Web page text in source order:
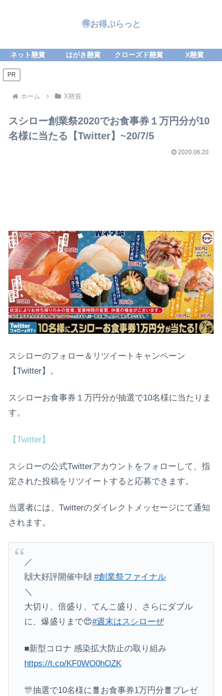
🉐お得ぷらっと
ネット懸賞 はがき懸賞 クローズド懸賞 X懸賞
PR
ホーム X懸賞
スシロー創業祭2020でお食事券１万円分が10
名様に当たる【Twitter】~20/7/5
2020.06.20
スシローのフォロー＆リツイートキャンペーン
【Twitter】。
スシローお食事券１万円分が抽選で10名様に当たりま
す。
【Twitter】
スシローの公式Twitterアカウントをフォローして、指
定された投稿をリツイートすると応募できます。
当選者には、Twitterのダイレクトメッセージにて通知
されます。
／
🙌大好評開催中🙌 #創業祭ファイナル
＼
大切り、倍盛り、てんこ盛り、さらにダブル
に、爆盛りまで😍#週末はスシローぜ
■新型コロナ 感染拡大防止の取り組み
https://t.co/KF0WO0hOZK
🎊抽選で10名様に🧧お食事券1万円分🧧プレゼ